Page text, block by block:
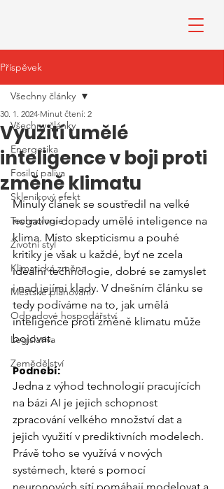
Příspěvek
Všechny články
Energetika
Fosilní paliva
Skleníkový efekt
Technologie
Životní styl
Klimatická změna
Městské plánování
Odpadové hospodářství
Legislativa
Zemědělství
Všechny články
Využití umělé
inteligence v boji proti
změně klimatu
30. 1. 2024 Minut čtení: 2
Minulý článek se soustředil na velké
negativní dopady umělé inteligence na
klima. Místo skepticismu a pouhé
kritiky je však u každé, byť ne zcela
ideální technologie, dobré se zamyslet
i nad jejími klady. V dnešním článku se
tedy podíváme na to, jak umělá
inteligence proti změně klimatu může
bojovat.
Podnebí:
Jedna z výhod technologií pracujících
na bázi AI je jejich schopnost
zpracování velkého množství dat a
jejich využití v prediktivních modelech.
Právě toho se využívá v nových
systémech, které s pomocí